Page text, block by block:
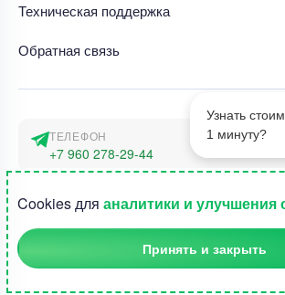
Узнать
1 минуту?
Техническая поддержка
Обратная связь
ТЕЛЕФОН
+7 960 278-29-44
г. Москва, наб. Тараса Шевченко 23а
©2015-2026, Студландия -
Cookies для аналитики и улучшения
Принять и закрыть